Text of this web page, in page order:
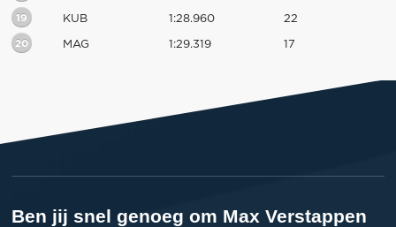
19 KUB 1:28.960 22
20 MAG 1:29.319 17
Ben jij snel genoeg om Max Verstappen